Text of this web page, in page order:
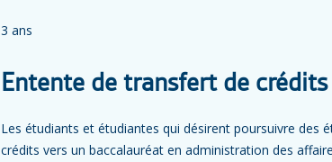
3 ans
Entente de transfert de crédits
Les étudiants et étudiantes qui désirent poursuivre des
crédits vers un baccalauréat en administration des